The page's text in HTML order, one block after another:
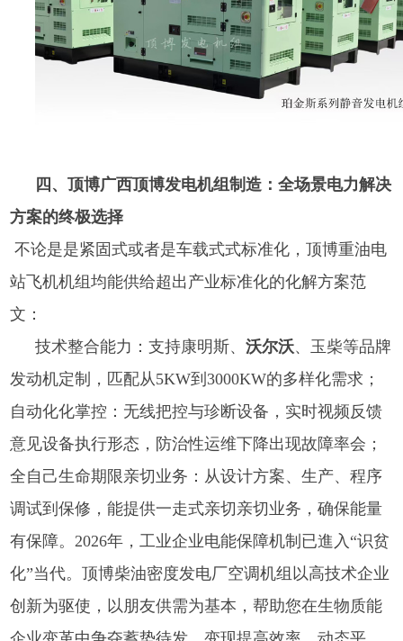
四、顶博广西顶博发电机组制造：全场景电力解决
方案的终极选择
不论是是紧固式或者是车载式式标准化，顶博重油电
站飞机机组均能供给超出产业标准化的化解方案范
文：
技术整合能力：支持康明斯、沃尔沃、玉柴等品牌
发动机定制，匹配从5KW到3000KW的多样化需求；
自动化化掌控：无线把控与珍断设备，实时视频反馈
意见设备执行形态，防治性运维下降出现故障率会；
全自己生命期限亲切业务：从设计方案、生产、程序
调试到保修，能提供一走式亲切亲切业务，确保能量
有保障。2026年，工业企业电能保障机制已進入“识贫
化”当代。顶博柴油密度发电厂空调机组以高技术企业
创新为驱使，以朋友供需为基本，帮助您在生物质能